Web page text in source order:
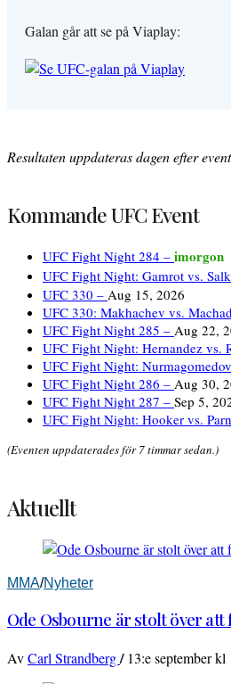
Galan går att se på Viaplay:
Resultaten uppdateras dagen efter
Kommande UFC Event
UFC Fight Night 284 – imorgon
UFC Fight Night: Gamrot vs.
UFC 330 – Aug 15, 2026
UFC 330: Makhachev vs.
UFC Fight Night 285 – Aug 22,
UFC Fight Night: Hernandez vs.
UFC Fight Night:
UFC Fight Night 286 – Aug 30,
UFC Fight Night 287 – Sep 5,
UFC Fight Night: Hooker vs.
(Eventen uppdaterades för 7 timmar sedan.)
Aktuellt
MMA/Nyheter
Ode Osbourne är stolt över att
AvCarl Strandberg/ 13:e september kl